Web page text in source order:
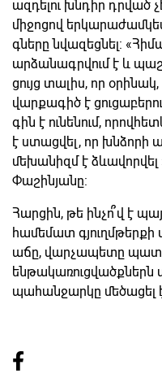
ազդելու խնդիր դրված
միջոցով
գները նվազեցնել:
արձանագրվում է և
ցույց տալիս, որ
վարքագիծ է
գին է ունենում,
է ստացվել, որ
մեխանիզմ է
Փաշինյանը:
Հարցին, թե ինչո՞վ է
համեմատ
աճը, վարչապետը
ենթակառուցվածքներն
պահանջարկը մեծացել